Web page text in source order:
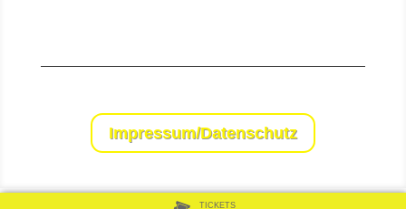
Impressum/Datenschutz
TICKETS